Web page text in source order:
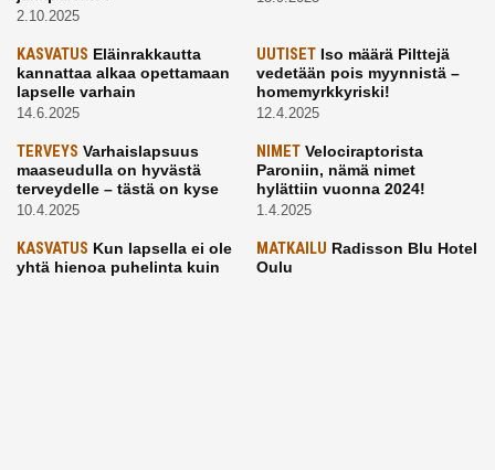
2.10.2025
KASVATUS Eläinrakkautta
kannattaa alkaa opettamaan
lapselle varhain
14.6.2025
UUTISETIso määrä Pilttejä
vedetään pois myynnistä –
homemyrkkyriski!
12.4.2025
TERVEYS Varhaislapsuus
maaseudulla on hyvästä
terveydelle – tästä on kyse
10.4.2025
NIMETVelociraptorista
Paroniin, nämä nimet
hylättiin vuonna 2024!
1.4.2025
KASVATUS Kun lapsella ei ole
yhtä hienoa puhelinta kuin
MATKAILU Radisson Blu Hotel
Oulu